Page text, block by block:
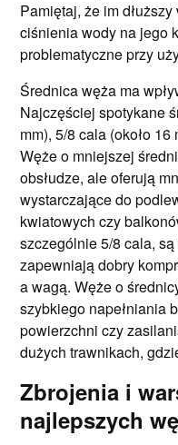
Pamiętaj, że im
ciśnienia wody na jego
problematyczne przy
Średnica węża ma
Najczęściej spotykane
mm), 5/8 cala (około 16
Węże o mniejszej
obsłudze, ale oferują
wystarczające do
kwiatowych czy
szczególnie 5/8 cala,
zapewniają dobry
a wagą. Węże o
szybkiego napełniania
powierzchni czy
dużych trawnikach,
Zbrojenia i
najlepszych